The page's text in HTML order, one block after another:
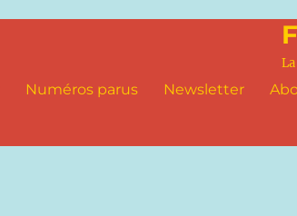
Numéros parus Newsletter